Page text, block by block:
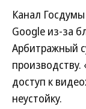
Канал
Google из-за
Арбитражный
доступ к
неустойку.